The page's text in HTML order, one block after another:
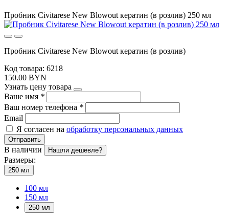
Пробник Civitarese New Blowout кератин (в розлив) 250 мл
Пробник Civitarese New Blowout кератин (в розлив)
Код товара: 6218
150.00 BYN
Узнать цену товара
Ваше имя *
Ваш номер телефона *
Email
Я согласен на обработку персональных данных
Отправить
В наличии Нашли дешевле?
Размеры:
250 мл
100 мл
150 мл
250 мл